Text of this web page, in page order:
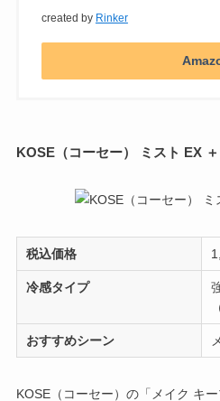
created by Rinker
KOSE（コーセー） ミスト EX
税込価格
冷感タイプ
おすすめシーン
KOSE（コーセー）の「メイク キ